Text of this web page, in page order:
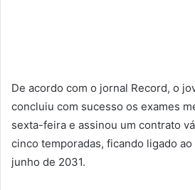
De acordo com o jornal Record, o
concluiu com sucesso os exames
sexta-feira e assinou um contrato
cinco temporadas, ficando ligado
junho de 2031.